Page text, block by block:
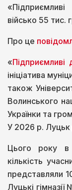
військо 55 тис.
Про це
«Підприємливі
ініціатива
також
Волинського
Українки та
У 2026 р. Луцьк
Цього року в
кількість
представляли
Луцькі